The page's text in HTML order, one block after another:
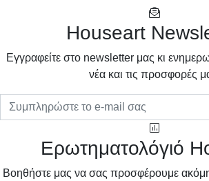
Houseart
Eγγραφείτε στο newsletter μας κι
νέα και τις προσφορές
Ερωτηματολόγιό
Βοηθήστε μας να σας προσφέρουμε ακόμη